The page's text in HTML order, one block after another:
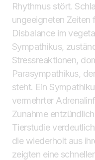
Rhythmus stört.
ungeeigneten Zeiten
Disbalance im
Sympathikus,
Stressreaktionen,
Parasympathikus,
steht. Ein
vermehrter
Zunahme
Tierstudie
die wiederholt aus
zeigten eine